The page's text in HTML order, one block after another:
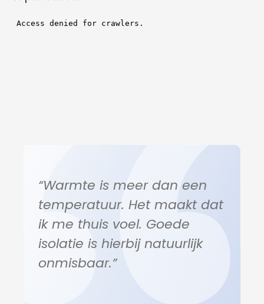
“Warmte is meer dan een
temperatuur. Het maakt dat
ik me thuis voel. Goede
isolatie is hierbij natuurlijk
onmisbaar.”